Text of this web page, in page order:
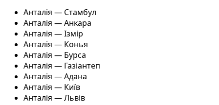
Анталія — Стамбул
Анталія — Анкара
Анталія — Ізмір
Анталія — Конья
Анталія — Бурса
Анталія — Газіантеп
Анталія — Адана
Анталія — Київ
Анталія — Львів